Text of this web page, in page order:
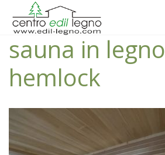
sauna in legno
hemlock